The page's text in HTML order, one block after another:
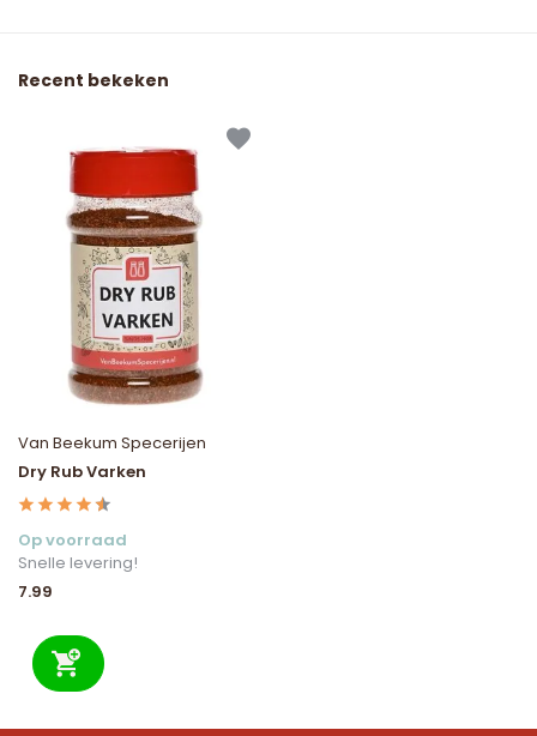
Recent bekeken
Van Beekum Specerijen
Dry Rub Varken
Op voorraad
Snelle levering!
7.99